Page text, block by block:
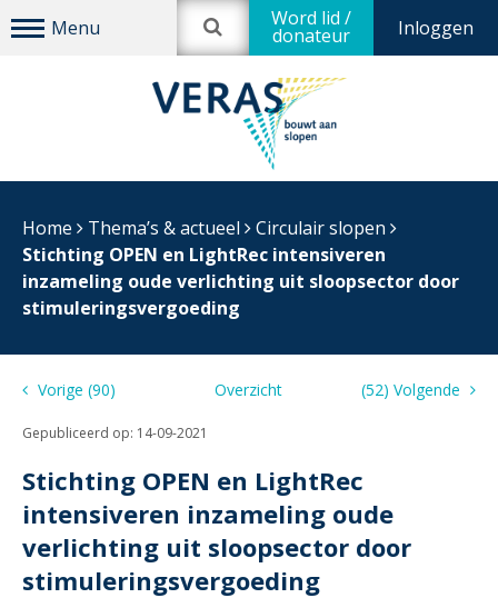
Inloggen
Word lid /
donateur
Home Thema’s & actueel
Circulair slopen
Stichting OPEN en LightRec intensiveren
inzameling oude verlichting uit sloopsector door
stimuleringsvergoeding
Vorige (90) Overzicht (52) Volgende
Gepubliceerd op: 14-09-2021
Stichting OPEN en LightRec
intensiveren inzameling oude
verlichting uit sloopsector door
stimuleringsvergoeding